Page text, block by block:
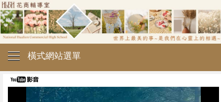
橫式網站選單